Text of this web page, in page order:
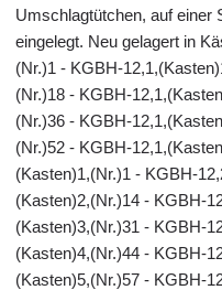
Umschlagtütchen, auf einer
eingelegt. Neu gelagert in
(Nr.)1 - KGBH-
(Nr.)18 - KGBH-
(Nr.)36 - KGBH-
(Nr.)52 - KGBH-
(Kasten)1,(Nr.)1 - KGBH-
(Kasten)2,(Nr.)14 - KGBH-
(Kasten)3,(Nr.)31 - KGBH-
(Kasten)4,(Nr.)44 - KGBH-
(Kasten)5,(Nr.)57 - KGBH-